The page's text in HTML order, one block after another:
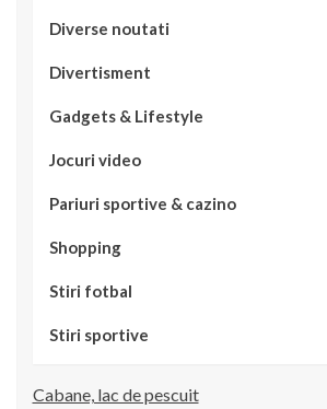
Diverse noutati
Divertisment
Gadgets & Lifestyle
Jocuri video
Pariuri sportive & cazino
Shopping
Stiri fotbal
Stiri sportive
Cabane, lac de pescuit